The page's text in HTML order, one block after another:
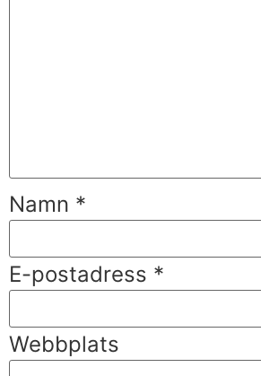
Namn *
E-postadress *
Webbplats